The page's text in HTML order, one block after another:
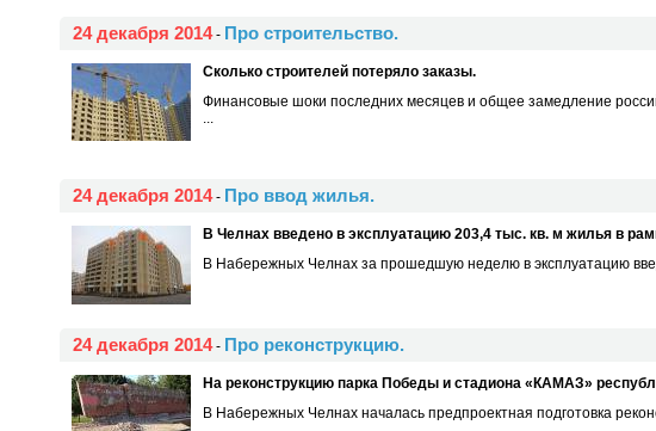
24 декабря 2014- Про строительство.
Сколько строителей потеряло заказы.
Финансовые шоки последних месяцев и общее замедление
...
24 декабря 2014- Про ввод жилья.
В Челнах введено в эксплуатацию 203,4 тыс. кв. м жилья в
В Набережных Челнах за прошедшую неделю в эксплуатацию
24 декабря 2014- Про реконструкцию.
На реконструкцию парка Победы и стадиона «КАМАЗ»
В Набережных Челнах началась предпроектная подготовка